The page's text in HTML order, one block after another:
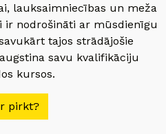
lauksaimniecības un meža
ir nodrošināti ar mūsdienīgu
tajos strādājošie
savu kvalifikāciju
kursos.
pirkt?